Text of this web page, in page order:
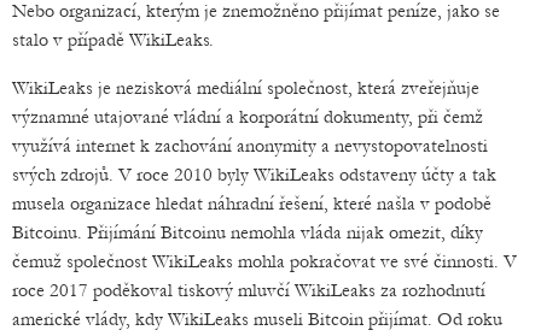
Nebo organizací, kterým je znemožněno přijímat peníze, jako se
stalo v případě WikiLeaks.
WikiLeaks je nezisková mediální společnost, která zveřejňuje
významné utajované vládní a korporátní dokumenty, při čemž
využívá internet k zachování anonymity a nevystopovatelnosti
svých zdrojů. V roce 2010 byly WikiLeaks odstaveny účty a tak
musela organizace hledat náhradní řešení, které našla v podobě
Bitcoinu. Přijímání Bitcoinu nemohla vláda nijak omezit, díky
čemuž společnost WikiLeaks mohla pokračovat ve své činnosti. V
roce 2017 poděkoval tiskový mluvčí WikiLeaks za rozhodnutí
americké vlády, kdy WikiLeaks museli Bitcoin přijímat. Od roku